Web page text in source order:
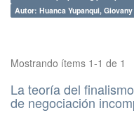
Autor: Huanca Yupanqui, Giovany
Mostrando ítems 1-1 de 1
La teoría del
de negociación